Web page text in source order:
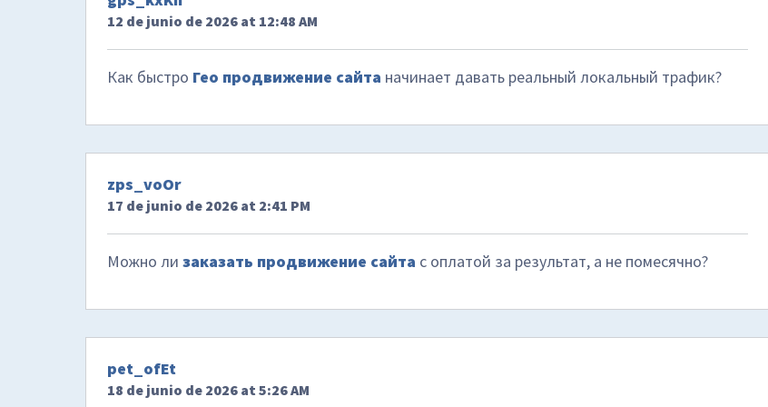
12 de junio de 2026 at 12:48 AM
Как быстро Гео продвижение сайта начинает давать реальный локальный трафик?
zps_voOr
17 de junio de 2026 at 2:41 PM
Можно ли заказать продвижение сайта с оплатой за результат, а не помесячно?
pet_ofEt
18 de junio de 2026 at 5:26 AM